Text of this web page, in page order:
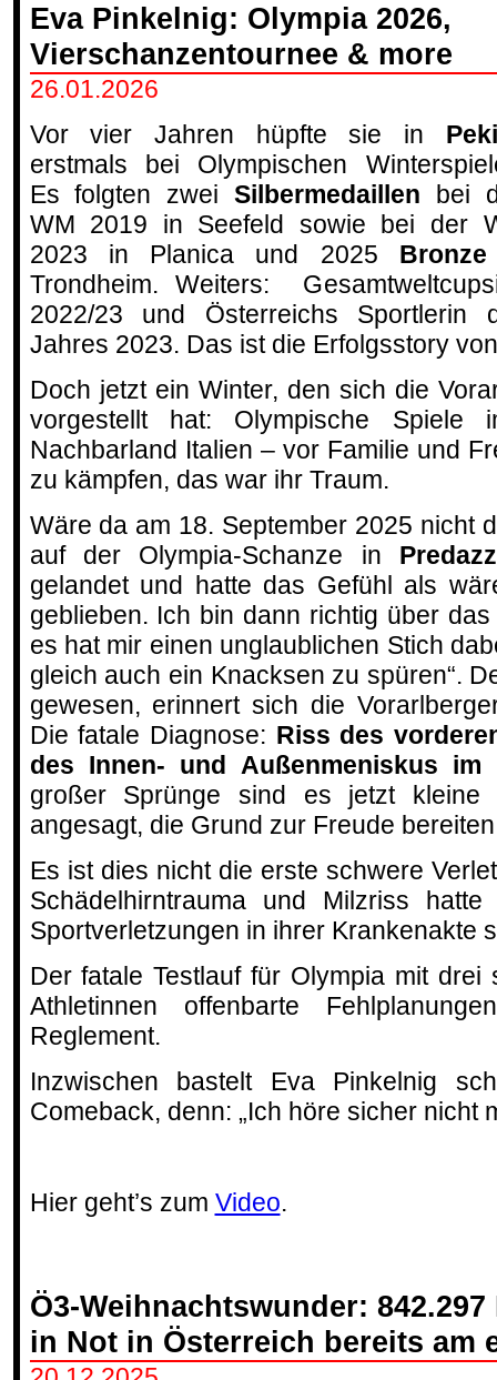
Eva Pinkelnig: Olympia 2026,
Vierschanzentournee & more
26.01.2026
Vor vier Jahren hüpfte sie in
erstmals bei Olympischen
Es folgten zwei Silbermedaillen bei
WM 2019 in Seefeld sowie bei der
2023 in Planica und 2025
Trondheim. Weiters:
2022/23 und Österreichs Sportlerin
Jahres 2023. Das ist die Erfolgsstory
Doch jetzt ein Winter, den sich die
vorgestellt hat: Olympische Spiele
Nachbarland Italien – vor Familie und
zu kämpfen, das war ihr Traum.
Wäre da am 18. September 2025 nicht
auf der Olympia-Schanze in
gelandet und hatte das Gefühl als
geblieben. Ich bin dann richtig über
es hat mir einen unglaublichen Stich
gleich auch ein Knacksen zu spüren“.
gewesen, erinnert sich die
Die fatale Diagnose: Riss des
des Innen- und Außenmeniskus
großer Sprünge sind es jetzt
angesagt, die Grund zur Freude
Es ist dies nicht die erste schwere
Schädelhirntrauma und Milzriss
Sportverletzungen in ihrer Krankenakte
Der fatale Testlauf für Olympia mit drei
Athletinnen offenbarte
Reglement.
Inzwischen bastelt Eva Pinkelnig
Comeback, denn: „Ich höre sicher nicht
Hier geht’s zum Video.
Ö3-Weihnachtswunder:
in Not in Österreich bereits am